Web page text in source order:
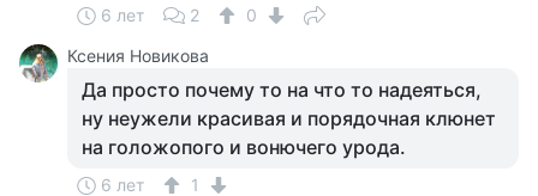
6 лет 2
0
Ксения Новикова
Да просто почему то на что то надеяться,
ну неужели красивая и порядочная клюнет
на голожопого и вонючего урода.
6 лет 1